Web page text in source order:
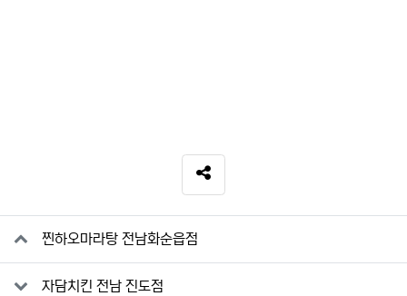
SNS 공유
관련자료찐하오마라탕 전남화순읍점
자담치킨 전남 진도점